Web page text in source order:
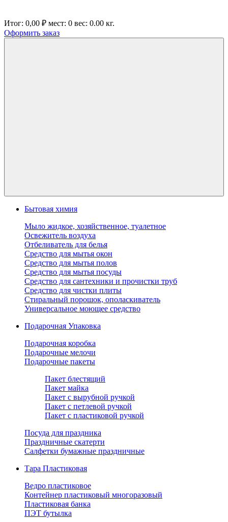
Итог: 0,00 ₽ мест: 0 вес: 0.00 кг.
Оформить заказ
Бытовая химия
Мыло жидкое, хозяйственное, туалетное
Освежитель воздуха
Отбеливатель для белья
Средство для мытья окон
Средство для мытья полов
Средство для мытья посуды
Средство для сантехники и прочистки труб
Средство для чистки плиты
Стиральный порошок, ополаскиватель
Универсальное моющее средство
Подарочная Упаковка
Подарочная коробка
Подарочные мелочи
Подарочные пакеты
Пакет блестящий
Пакет майка
Пакет с вырубной ручкой
Пакет с петлевой ручкой
Пакет с пластиковой ручкой
Посуда для праздника
Праздничные скатерти
Салфетки бумажные праздничные
Тара Пластиковая
Ведро пластиковое
Контейнер пластиковый многоразовый
Пластиковая банка
ПЭТ бутылка